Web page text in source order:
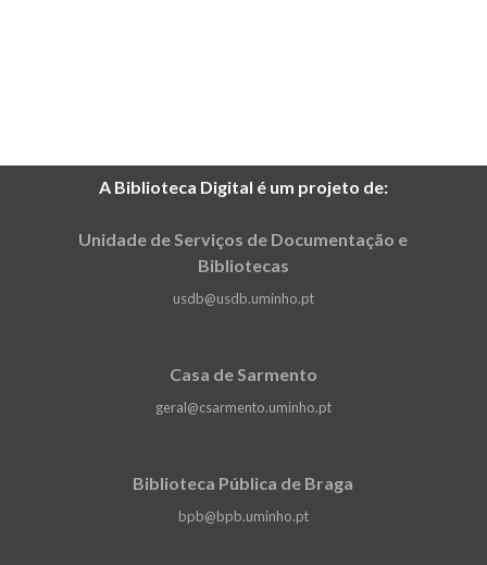
A Biblioteca Digital é um projeto de:
Unidade de Serviços de Documentação e
Bibliotecas
usdb@usdb.uminho.pt
Casa de Sarmento
geral@csarmento.uminho.pt
Biblioteca Pública de Braga
bpb@bpb.uminho.pt